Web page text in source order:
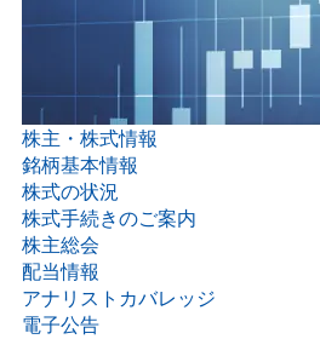
株主・株式情報
銘柄基本情報
株式の状況
株式手続きのご案内
株主総会
配当情報
アナリストカバレッジ
電子公告